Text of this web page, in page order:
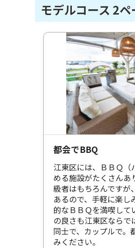
モデルコース 2
都会でBBQ
江東区には、ＢＢＱ（
める施設がたくさんあ
級者はもちろんですが
あるので、手軽に楽
的なＢＢＱを満喫して
の良さも江東区ならで
同士で、カップルで。
みください。